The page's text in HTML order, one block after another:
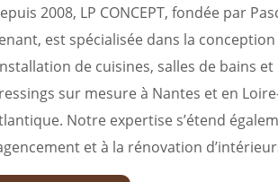
2008, LP CONCEPT, fondée par
est spécialisée dans la
de cuisines, salles de bains et
sur mesure à Nantes et en
Notre expertise s’étend
et à la rénovation
des solutions personnalisées qui
et fonctionnalité. Nous collaborons
fournisseurs renommés pour vous proposer
équipements de qualité, garantissant